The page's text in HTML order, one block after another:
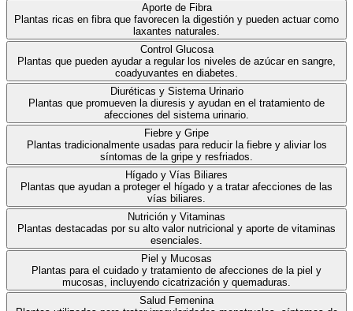
Aporte de Fibra
Plantas ricas en fibra que favorecen la digestión y pueden actuar como
laxantes naturales.
Control Glucosa
Plantas que pueden ayudar a regular los niveles de azúcar en sangre,
coadyuvantes en diabetes.
Diuréticas y Sistema Urinario
Plantas que promueven la diuresis y ayudan en el tratamiento de
afecciones del sistema urinario.
Fiebre y Gripe
Plantas tradicionalmente usadas para reducir la fiebre y aliviar los
síntomas de la gripe y resfriados.
Hígado y Vías Biliares
Plantas que ayudan a proteger el hígado y a tratar afecciones de las
vías biliares.
Nutrición y Vitaminas
Plantas destacadas por su alto valor nutricional y aporte de vitaminas
esenciales.
Piel y Mucosas
Plantas para el cuidado y tratamiento de afecciones de la piel y
mucosas, incluyendo cicatrización y quemaduras.
Salud Femenina